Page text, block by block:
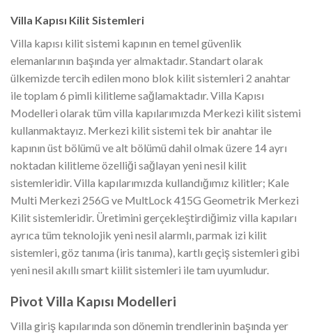
Villa Kapısı Kilit Sistemleri
Villa kapısı kilit sistemi kapının en temel güvenlik
elemanlarının başında yer almaktadır. Standart olarak
ülkemizde tercih edilen mono blok kilit sistemleri 2 anahtar
ile toplam 6 pimli kilitleme sağlamaktadır. Villa Kapısı
Modelleri olarak tüm villa kapılarımızda Merkezi kilit sistemi
kullanmaktayız. Merkezi kilit sistemi tek bir anahtar ile
kapının üst bölümü ve alt bölümü dahil olmak üzere 14 ayrı
noktadan kilitleme özelliği sağlayan yeni nesil kilit
sistemleridir. Villa kapılarımızda kullandığımız kilitler; Kale
Multi Merkezi 256G ve MultLock 415G Geometrik Merkezi
Kilit sistemleridir. Üretimini gerçekleştirdiğimiz villa kapıları
ayrıca tüm teknolojik yeni nesil alarmlı, parmak izi kilit
sistemleri, göz tanıma (iris tanıma), kartlı geçiş sistemleri gibi
yeni nesil akıllı smart kiilit sistemleri ile tam uyumludur.
Pivot Villa Kapısı Modelleri
Villa giriş kapılarında son dönemin trendlerinin başında yer